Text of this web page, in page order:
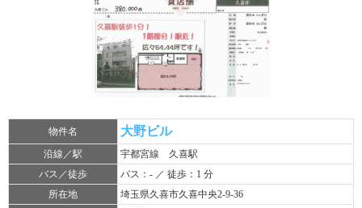
物件名 大野ビル
沿線／駅
宇都宮線 久喜駅
バス／徒歩
バス：- ／ 徒歩：1 分
所在地
埼玉県久喜市久喜中央2-9-36